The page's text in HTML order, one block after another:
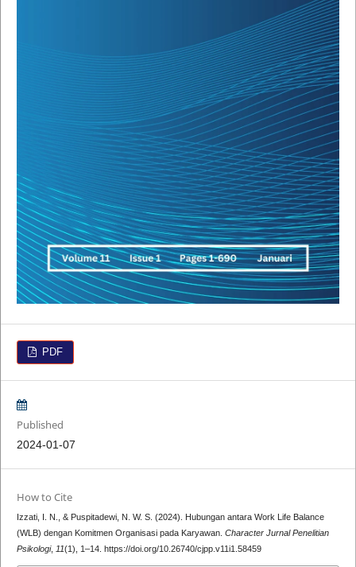
PDF
Published
2024-01-07
How to Cite
Izzati, I. N., & Puspitadewi, N. W. S. (2024). Hubungan antara Work Life Balance
(WLB) dengan Komitmen Organisasi pada Karyawan. Character Jurnal Penelitian
Psikologi, 11(1), 1–14. https://doi.org/10.26740/cjpp.v11i1.58459